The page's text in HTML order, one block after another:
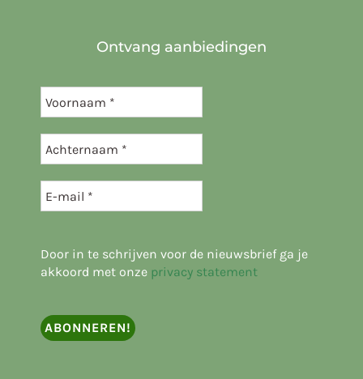
Ontvang aanbiedingen
Door in te schrijven voor de nieuwsbrief ga je
akkoord met onze privacy statement